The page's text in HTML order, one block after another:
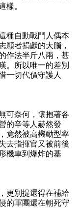
樣。
種自動戰鬥人偶本
願者捐獻的大腦，
作法半斤八兩，甚
。所以唯一的差別
一切代價守護人
可奈何，懷抱著各
的辛等人赫然發
竟然被高機動型率
去指揮官又被前後
機車到爆炸的基
更別提還得在補給
的軍團還在朝死守